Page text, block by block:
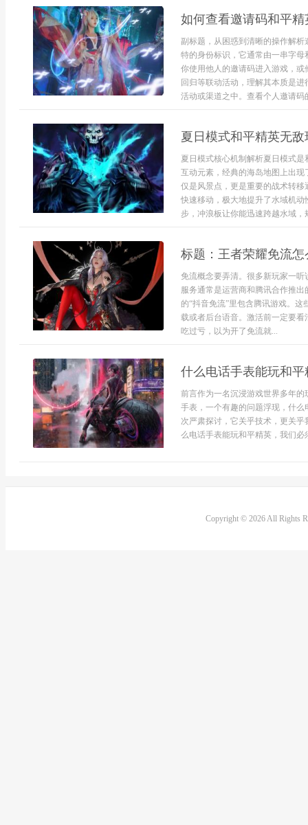
如何查看邀请码和平
副标题，从困惑到清晰的操作解
特的身份标识，它通常由一串字
你使用他人的邀请码进入游戏，
回归等联动活动，理解其本质是
活动或渠道之中。查看个人邀请码
夏日模式和平精英无
夏日模式核心机制解析夏日模式
互动元素，经典的海岛地图上出
仅是风景点，更是重要的战术转
快速移动，极大地提升了水域机
步，冲浪板让你能迅速跨越水域
标题：王者荣耀免流
免流概念要弄清。很多新玩家一
服务通常是运营商和腾讯合作推出
的“抖音免流”里包含腾讯游戏。
载或者后台语音。激活前一定要
吃过亏，以为开了免流就...
什么电话手表能玩和
前言作为一名沉浸游戏世界多年
手表，一个有趣的问题浮现，什
次严肃探讨，它关乎技术，更关
么电话手表能玩和平精英，我们
Copyright © 2026 All Rights